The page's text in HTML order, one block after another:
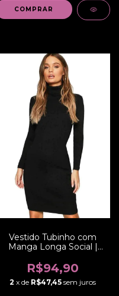
COMPRAR
Vestido Tubinho com
Manga Longa Social |
R$94,90
2 x de R$47,45 sem juros